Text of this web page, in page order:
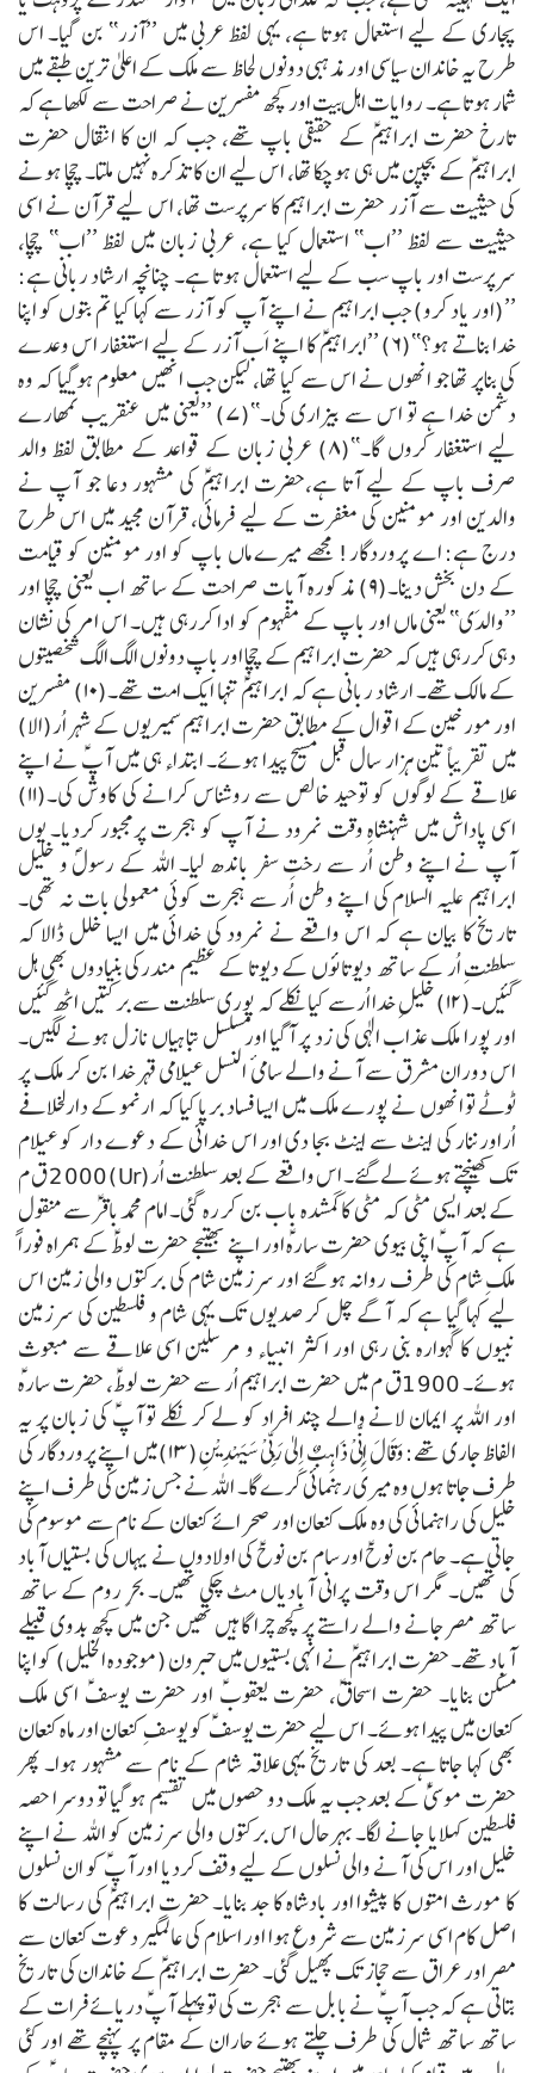
پجاری کے لیے استعمال ہوتا ہے، یہی لفظ عربی میں ’’آزر‘‘ بن گیا۔ اس
طرح یہ خاندان سیاسی اور مذہبی دونوں لحاظ سے ملک کے اعلیٰ ترین طبقے میں
شمار ہوتا ہے۔روایات اہل بیت اور کچھ مفسرین نے صراحت سے لکھا ہے کہ
تارخ حضرت ابراہیمؑ کے حقیقی باپ تھے، جب کہ ان کا انتقال حضرت
ابراہیمؑ کے بچپن میں ہی ہوچکا تھا، اس لیے ان کا تذکرہ نہیں ملتا۔چچا ہونے
کی حیثیت سے آزر حضرت ابراہیم کا سرپرست تھا، اس لیے قرآن نے اسی
حیثیت سے لفظ ’’اب‘‘ استعمال کیا ہے، عربی زبان میں لفظ ’’اب‘‘ چچا،
سرپرست اور باپ سب کے لیے استعمال ہوتا ہے۔ چنانچہ ارشاد ربانی ہے:
’’(اور یاد کرو) جب ابراہیم نے اپنے آپ کو آزر سے کہا کیا تم بتوں کو اپنا
خدا بناتے ہو؟‘‘(۶)
’’ابراہیمؑ کا اپنے اَب آزر کے لیے استغفار اس وعدے
کی بناپر تھا جو انھوں نے اس سے کیا تھا، لیکن جب انھیں معلوم ہو گیا کہ وہ
دشمن خدا ہے تو اس سے بیزاری کی۔‘‘(۷)
’’یعنی میں عنقریب تمھارے
لیے استغفار کروں گا۔‘‘(۸)
عربی زبان کے قواعد کے مطابق لفظ والد
صرف باپ کے لیے آتا ہے،حضرت ابراہیمؑ کی مشہور دعا جو آپ نے
والدین اور مومنین کی مغفرت کے لیے فرمائی، قرآن مجید میں اس طرح
درج ہے:اے پروردگار! مجھے میرے ماں باپ کو اور مومنین کو قیامت
کے دن بخش دینا۔(۹)
مذکورہ آیات صراحت کے ساتھ اب یعنی چچا اور
’’والدَی‘‘ یعنی ماں اور باپ کے مفہوم کو ادا کررہی ہیں۔ اس امر کی نشان
دہی کررہی ہیں کہ حضرت ابراہیم کے چچا اور باپ دونوں الگ الگ شخصیتوں
کے مالک تھے۔ارشاد ربانی ہے کہ ابراہیمؑ تنہا ایک امت تھے۔(۱۰)
مفسرین
اور مورخین کے اقوال کے مطابق حضرت ابراہیم سمیریوں کے شہر اُر(الا)
میں تقریباً تین ہزار سال قبل مسیح پیدا ہوئے۔ابتداء ہی میں آپؑ نے اپنے
علاقے کے لوگوں کو توحید خالص سے روشناس کرانے کی کاوش کی۔(۱۱)
اسی پاداش میں شہنشاہِ وقت نمرود نے آپ کو ہجرت پرمجبور کردیا۔ یوں
آپ نے اپنے وطن اُر سے رختِ سفر باندھ لیا۔اللہ کے رسولؐ و خلیل
ابراہیم علیہ السلام کی اپنے وطن اُر سے ہجرت کوئی معمولی بات نہ تھی۔
تاریخ کا بیان ہے کہ اس واقعے نے نمرود کی خدائی میں ایسا خلل ڈالا کہ
سلطنتِ اُر کے ساتھ دیوتائوں کے دیوتا کے عظیم مندرکی بنیادوں بھی ہل
گئیں۔(۱۲)
خلیلِ خدا اُرسے کیا نکلے کہ پوری سلطنت سے برکتیں اٹھ گئیں
اور پورا ملک عذاب الٰہی کی زد پر آگیا اور مسلسل تباہیاں نازل ہونے لگیں۔
اس دوران مشرق سے آنے والے سامیٔ النسل عیلامی قہر خدا بن کر ملک پر
ٹوٹے تو انھوں نے پورے ملک میں ایسا فساد برپا کیا کہ ارنمو کے دارلخلافے
اُراورننار کی اینٹ سے اینٹ بجا دی اور اس خدائی کے دعوے دار کو عیلام
تک کھینچتے ہوئے لے گئے۔ اس واقعے کے بعد سلطنت اُر(Ur) 2000 ق م
کے بعد ایسی مٹی کہ مٹی کا گمشدہ باب بن کر رہ گئی۔امام محمد باقرؑ سے منقول
ہے کہ آپؑ اپنی بیوی حضرت سارہؑ اور اپنے بھتیجے حضرت لوطؑ کے ہمراہ فوراً
ملکِ شام کی طرف روانہ ہو گئے اور سرزمین شام کی برکتوں والی زمین اس
لیے کہا گیا ہے کہ آگے چل کر صدیوں تک یہی شام و فلسطین کی سرزمین
نبیوں کا گہوارہ بنی رہی اور اکثر انبیاء و مرسلین اسی علاقے سے مبعوث
ہوئے۔
1900ق م میں حضرت ابراہیم اُر سے حضرت لوطؑ، حضرت سارہؑ
اور اللہ پر ایمان لانے والے چند افراد کو لے کر نکلے تو آپؑ کی زبان پر یہ
الفاظ جاری تھے:وَقَالَ اِِنِّیْ ذَاہِبٌ اِِلٰی رَبِّیْ سَیَہْدِیْنِ(۱۳)
میں اپنے پروردگار کی
طرف جاتا ہوں وہ میری رہنمائی کرے گا۔اللہ نے جس زمین کی طرف اپنے
خلیل کی راہنمائی کی وہ ملک کنعان اور صحرائے کنعان کے نام سے موسوم کی
جاتی ہے۔ حام بن نوحؑ اور سام بن نوحؑ کی اولادوں نے یہاں کی بستیاں آباد
کی تھیں۔ مگر اس وقت پرانی آبادیاں مٹ چکی تھیں۔ بحرِ روم کے ساتھ
ساتھ مصر جانے والے راستے پر کچھ چرا گاہیں تھیں جن میں کچھ بدوی قبیلے
آباد تھے۔ حضرت ابراہیمؑ نے انہی بستیوں میں حبرون (موجودہ الخلیل) کو اپنا
مسکن بنایا۔ حضرت اسحاقؑ، حضرت یعقوبؑ اور حضرت یوسفؑ اسی ملک
کنعان میں پیدا ہوئے۔ اس لیے حضرت یوسفؑ کو یوسفِ کنعان اور ماہ کنعان
بھی کہا جاتا ہے۔بعد کی تاریخ یہی علاقہ شام کے نام سے مشہور ہوا۔ پھر
حضرت موسیٰؑ کے بعد جب یہ ملک دو حصوں میں تقسیم ہو گیا تو دوسرا حصہ
فلسطین کہلایا جانے لگا۔بہرحال اس برکتوں والی سرزمین کو اللہ نے اپنے
خلیل اور اس کی آنے والی نسلوں کے لیے وقف کردیا اور آپؑ کو ان نسلوں
کا مورث امتوں کا پیشوا اور بادشاہ کا جد بنایا۔حضرت ابراہیمؑ کی رسالت کا
اصل کام اسی سرزمین سے شروع ہوا اور اسلام کی عالمگیر دعوت کنعان سے
مصر اور عراق سے حجاز تک پھیل گئی۔حضرت ابراہیمؑ کے خاندان کی تاریخ
بتاتی ہے کہ جب آپؑ نے بابل سے ہجرت کی تو پہلے آپؑ دریائے فرات کے
ساتھ ساتھ شمال کی طرف چلتے ہوئے حاران کے مقام پر پہنچے تھے اور کئی